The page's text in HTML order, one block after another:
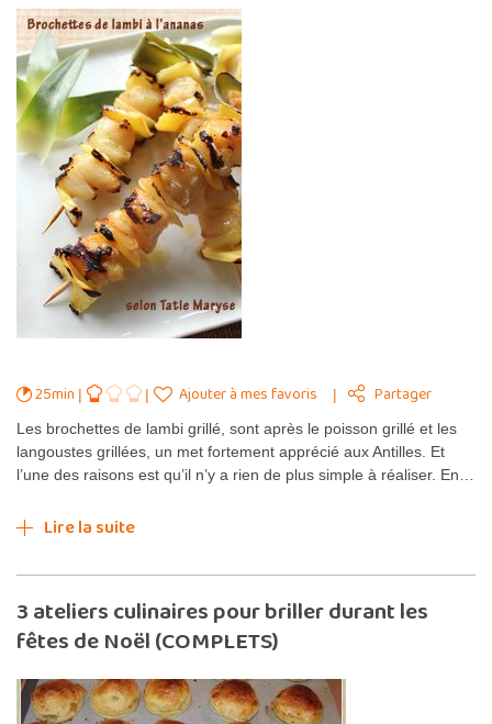
25min Ajouter à mes favoris Partager
Les brochettes de lambi grillé, sont après le poisson grillé et les
langoustes grillées, un met fortement apprécié aux Antilles. Et
l’une des raisons est qu’il n’y a rien de plus simple à réaliser. En…
Lire la suite
3 ateliers culinaires pour briller durant les
fêtes de Noël (COMPLETS)